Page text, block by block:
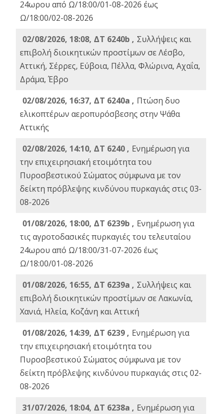
24ωρου από Ω/18:00/01-08-2026 έως
Ω/18:00/02-08-2026
02/08/2026, 18:08, ΔΤ 6240b , Συλλήψεις και
επιβολή διοικητικών προστίμων σε Λέσβο,
Αττική, Σέρρες, Εύβοια, Πέλλα, Φλώρινα, Αχαΐα,
Δράμα, Έβρο
02/08/2026, 16:37, ΔΤ 6240a , Πτώση δυο
ελικοπτέρων αεροπυρόσβεσης στην Ψάθα
Αττικής
02/08/2026, 14:10, ΔΤ 6240 , Ενημέρωση για
την επιχειρησιακή ετοιμότητα του
Πυροσβεστικού Σώματος σύμφωνα με τον
δείκτη πρόβλεψης κινδύνου πυρκαγιάς στις 03-
08-2026
01/08/2026, 18:00, ΔΤ 6239b , Ενημέρωση για
τις αγροτοδασικές πυρκαγιές του τελευταίου
24ωρου από Ω/18:00/31-07-2026 έως
Ω/18:00/01-08-2026
01/08/2026, 16:55, ΔΤ 6239a , Συλλήψεις και
επιβολή διοικητικών προστίμων σε Λακωνία,
Χανιά, Ηλεία, Κοζάνη και Αττική
01/08/2026, 14:39, ΔΤ 6239 , Ενημέρωση για
την επιχειρησιακή ετοιμότητα του
Πυροσβεστικού Σώματος σύμφωνα με τον
δείκτη πρόβλεψης κινδύνου πυρκαγιάς στις 02-
08-2026
31/07/2026, 18:04, ΔΤ 6238a , Ενημέρωση για